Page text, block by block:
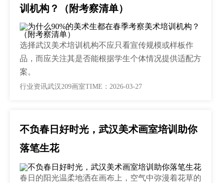
训机构？（附考察清单）
选择武汉美术培训机构不应只看宣传规模或样板作
品，而应关注其是否能根据学生个体情况提供适配方
案。
行业资讯武汉209画室TIME：2026-03-27
不负春日好时光，武汉美术画室培训助你
落笔生花
春日的阳光温柔地洒在画布上，空气中弥漫着花草的